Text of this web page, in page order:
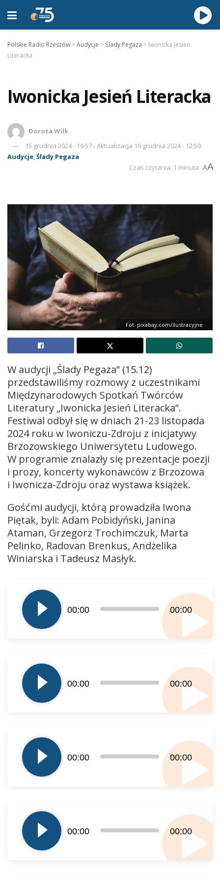
Polskie Radio Rzeszów >Audycje >Ślady Pegaza > Iwonicka Jesień
Literacka
Iwonicka Jesień Literacka
Dorota Wilk
15 grudnia 2024 - 19:57 - Aktualizacja 16 grudnia 2024 - 12:59
Audycje,Ślady Pegaza
Czas czytania: 1 minuta AA
Fot. pixabay.com/ilustracyjne
W audycji „Ślady Pegaza” (15.12)
przedstawiliśmy rozmowy z uczestnikami
Międzynarodowych Spotkań Twórców
Literatury „Iwonicka Jesień Literacka”.
Festiwal odbył się w dniach 21-23 listopada
2024 roku w Iwoniczu-Zdroju z inicjatywy
Brzozowskiego Uniwersytetu Ludowego.
W programie znalazły się prezentacje poezji
i prozy, koncerty wykonawców z Brzozowa
i Iwonicza-Zdroju oraz wystawa książek.
Gośćmi audycji, którą prowadziła Iwona
Piętak, byli: Adam Pobidyński, Janina
Ataman, Grzegorz Trochimczuk, Marta
Pelinko, Radovan Brenkus, Andżelika
Winiarska i Tadeusz Masłyk.
plików
dźwiękowych
00:00 00:00
plików
dźwiękowych
00:00 00:00
plików
dźwiękowych
00:00 00:00
plików
dźwiękowych
00:00 00:00